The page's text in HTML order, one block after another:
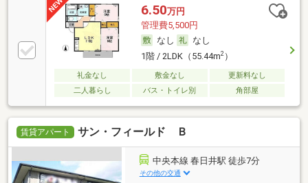
6.50万円
管理費5,500円
なし
なし
1階 / 2LDK（55.44m2）
礼金なし 敷金なし
更新料なし
二人暮らし
バス・トイレ別 角部屋
賃貸アパート サン・フィールド Ｂ
中央本線 春日井駅 徒歩7分
その他の交通